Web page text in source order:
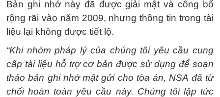
Bản ghi nhớ này đã được giải mật và công bố
rộng rãi vào năm 2009, nhưng thông tin trong tài
liệu lại không được tiết lộ.
“Khi nhóm pháp lý của chúng tôi yêu cầu cung
cấp tài liệu hỗ trợ cơ bản được sử dụng để soạn
thảo bản ghi nhớ mật gửi cho tòa án, NSA đã từ
chối hoàn toàn yêu cầu này. Chúng tôi lập tức